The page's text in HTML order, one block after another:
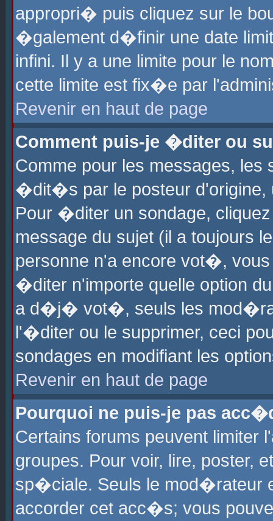
appropri� puis cliquez sur le
�galement d�finir une date
infini. Il y a une limite pour le
cette limite est fix�e par
Revenir en haut de page
Comment puis-je �diter ou
Comme pour les messages,
�dit�s par le posteur d'origine,
Pour �diter un sondage,
message du sujet (il a toujours
personne n'a encore vot�,
�diter n'importe quelle option
a d�j� vot�, seuls les
l'�diter ou le supprimer, ceci
sondages en modifiant les
Revenir en haut de page
Pourquoi ne puis-je pas
Certains forums peuvent
groupes. Pour voir, lire, poster,
sp�ciale. Seuls le mod�rateur
accorder cet acc�s; vous